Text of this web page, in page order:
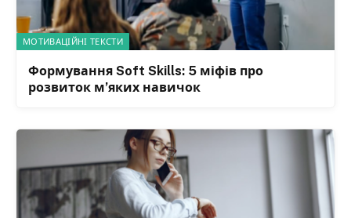
МОТИВАЦІЙНІ ТЕКСТИ
Формування Soft Skills: 5 міфів про
розвиток м’яких навичок